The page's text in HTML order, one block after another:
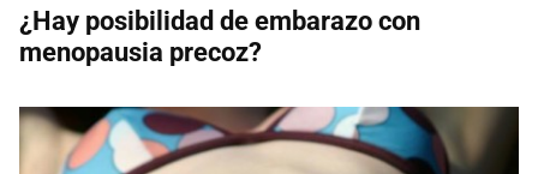
¿Hay posibilidad de embarazo con
menopausia precoz?